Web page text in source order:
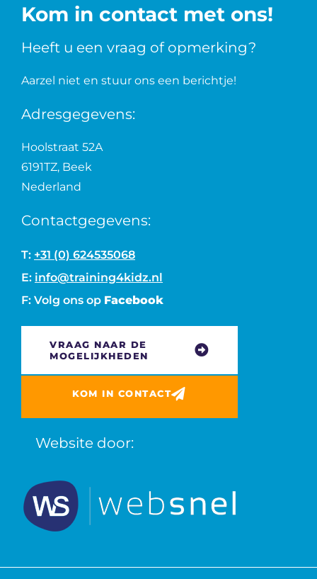
Kom in contact met ons!
Heeft u een vraag of opmerking?
Aarzel niet en stuur ons een berichtje!
Adresgegevens:
Hoolstraat 52A
6191TZ, Beek
Nederland
Contactgegevens:
T: +31 (0) 624535068
E: info@training4kidz.nl
F: Volg ons op Facebook
VRAAG NAAR DE
MOGELIJKHEDEN
KOM IN CONTACT
Website door: